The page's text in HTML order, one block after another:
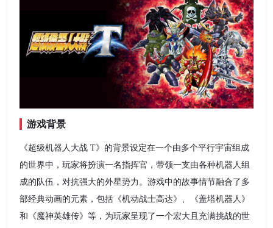
游戏背景
《超级机器人大战 T》的背景设定在一个由多个平行宇宙组成
的世界中，玩家将扮演一名指挥官，带领一支由各种机器人组
成的队伍，对抗强大的外星势力。游戏中的故事情节融合了多
部经典动画的元素，包括《机动战士高达》、《盖塔机器人》
和《魔神英雄传》等，为玩家呈现了一个宏大且充满挑战的世